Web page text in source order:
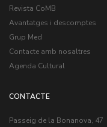
Revista CoMB
Avantatges i descomptes
Grup Med
Contacte amb nosaltres
Agenda Cultural
CONTACTE
Passeig de la Bonanova, 47